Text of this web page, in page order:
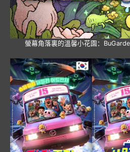
螢幕角落裏的溫馨小花園：